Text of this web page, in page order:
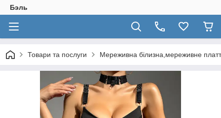
Бэль
Товари та послуги Мереживна білизна,мереживне